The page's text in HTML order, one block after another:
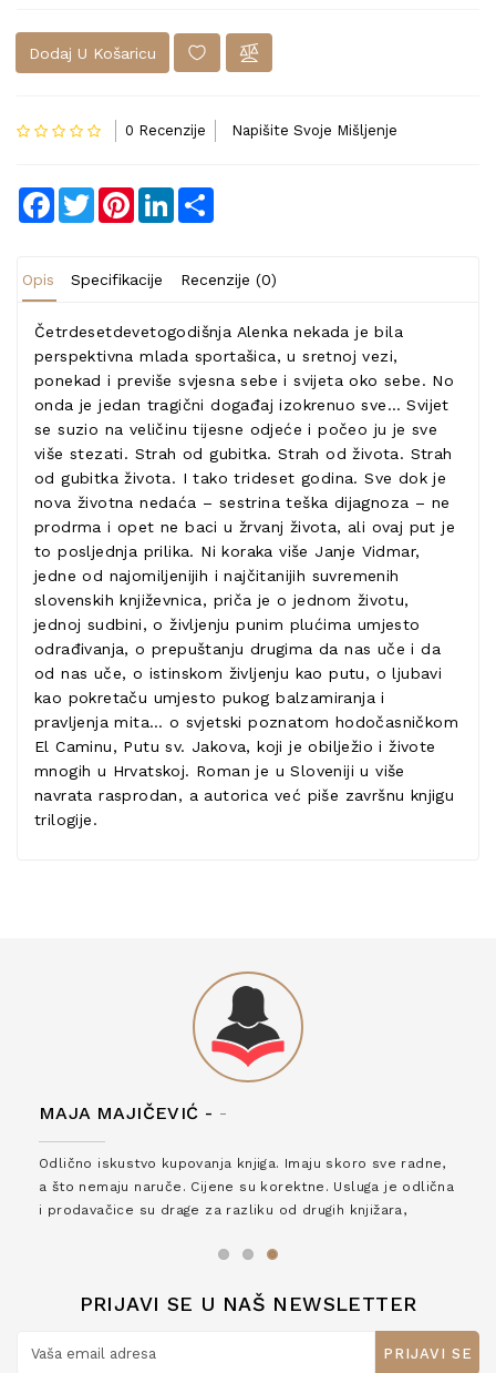
Dodaj U Košaricu
0 Recenzije Napišite Svoje Mišljenje
Facebook
TwitterPinterestLinkedIn
Opis Specifikacije Recenzije (0)
Četrdesetdevetogodišnja Alenka nekada je bila
perspektivna mlada sportašica, u sretnoj vezi,
ponekad i previše svjesna sebe i svijeta oko sebe. No
onda je jedan tragični događaj izokrenuo sve… Svijet
se suzio na veličinu tijesne odjeće i počeo ju je sve
više stezati. Strah od gubitka. Strah od života. Strah
od gubitka života. I tako trideset godina. Sve dok je
nova životna nedaća – sestrina teška dijagnoza – ne
prodrma i opet ne baci u žrvanj života, ali ovaj put je
to posljednja prilika. Ni koraka više Janje Vidmar,
jedne od najomiljenijih i najčitanijih suvremenih
slovenskih književnica, priča je o jednom životu,
jednoj sudbini, o življenju punim plućima umjesto
odrađivanja, o prepuštanju drugima da nas uče i da
od nas uče, o istinskom življenju kao putu, o ljubavi
kao pokretaču umjesto pukog balzamiranja i
pravljenja mita… o svjetski poznatom hodočasničkom
El Caminu, Putu sv. Jakova, koji je obilježio i živote
mnogih u Hrvatskoj. Roman je u Sloveniji u više
navrata rasprodan, a autorica već piše završnu knjigu
trilogije.
MAJA MAJIČEVIĆ - -
Odlično iskustvo kupovanja knjiga. Imaju skoro sve radne,
a što nemaju naruče. Cijene su korektne. Usluga je odlična
i prodavačice su drage za razliku od drugih knjižara,
PRIJAVI SE U NAŠ NEWSLETTER
PRIJAVI SE